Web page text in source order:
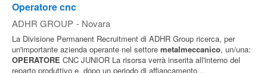
Area
Aziende
Operatore cnc
ADHR GROUP - Novara
La Divisione Permanent Recruitment di ADHR Group ricerca, per
un'importante azienda operante nel settore metalmeccanico, un/una:
OPERATORE CNC JUNIOR La risorsa verrà inserita all'interno del
reparto produttivo e, dopo un periodo di affiancamento...